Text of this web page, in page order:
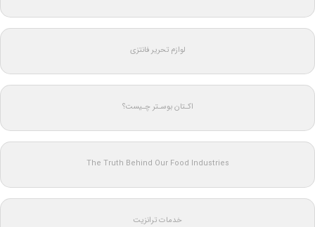
لوازم تحریر فانتزی
اکـتان بوسـتر چـیست؟
The Truth Behind Our Food Industries
خدمات ترانزیت